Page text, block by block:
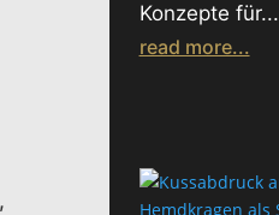
Konzepte für...
read more...